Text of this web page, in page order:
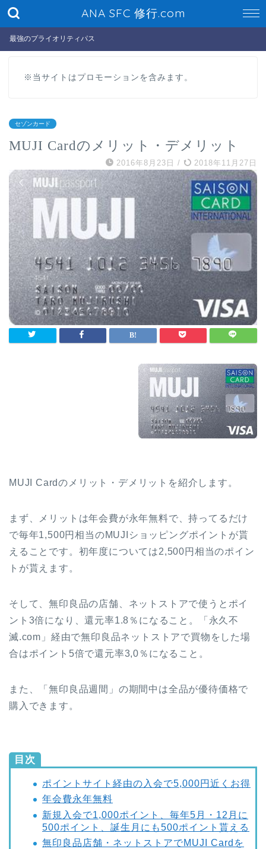
ANA SFC 修行.com
最強のプライオリティパス
※当サイトはプロモーションを含みます。
セゾンカード
MUJI Cardのメリット・デメリット
2016年8月23日 / 2018年11月27日
MUJI Cardのメリット・デメリットを紹介します。
まず、メリットは年会費が永年無料で、持ってるだけ
で毎年1,500円相当のMUJIショッピングポイントが貰
えることです。初年度については2,500円相当のポイン
トが貰えます。
そして、無印良品の店舗、ネットストアで使うとポイ
ント3倍になり、還元率1.8％になること。「永久不
滅.com」経由で無印良品ネットストアで買物をした場
合はポイント5倍で還元率3,0％になること。
また、「無印良品週間」の期間中は全品が優待価格で
購入できます。
目次
ポイントサイト経由の入会で5,000円近くお得
年会費永年無料
新規入会で1,000ポイント、毎年5月・12月に
500ポイント、誕生月にも500ポイント貰える
無印良品店舗・ネットストアでMUJI Cardを